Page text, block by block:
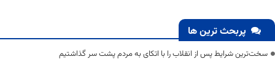
پربحث ترین ها
سخت‌ترین شرایط پس از انقلاب را با اتکای به مردم پشت سر گذاشتیم